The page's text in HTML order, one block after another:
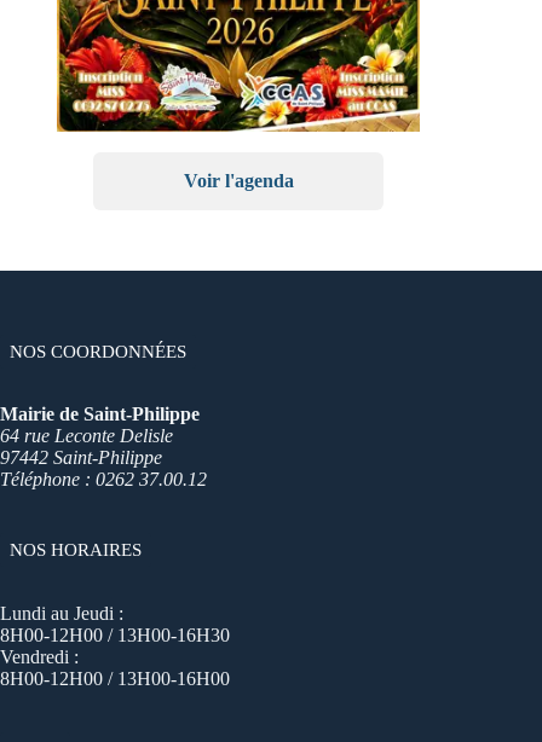
Voir l'agenda
NOS COORDONNÉES
Mairie de Saint-Philippe
64 rue Leconte Delisle
97442 Saint-Philippe
Téléphone : 0262 37.00.12
NOS HORAIRES
Lundi au Jeudi :
8H00-12H00 / 13H00-16H30
Vendredi :
8H00-12H00 / 13H00-16H00